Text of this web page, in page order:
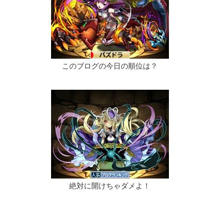
このブログの今日の順位は？
絶対に開けちゃダメよ！